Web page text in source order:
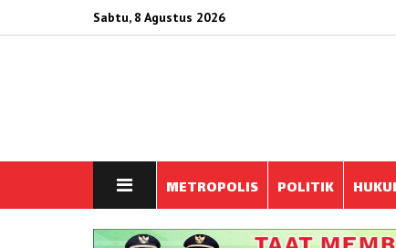
Sabtu, 8 Agustus 2026
METROPOLIS POLITIK